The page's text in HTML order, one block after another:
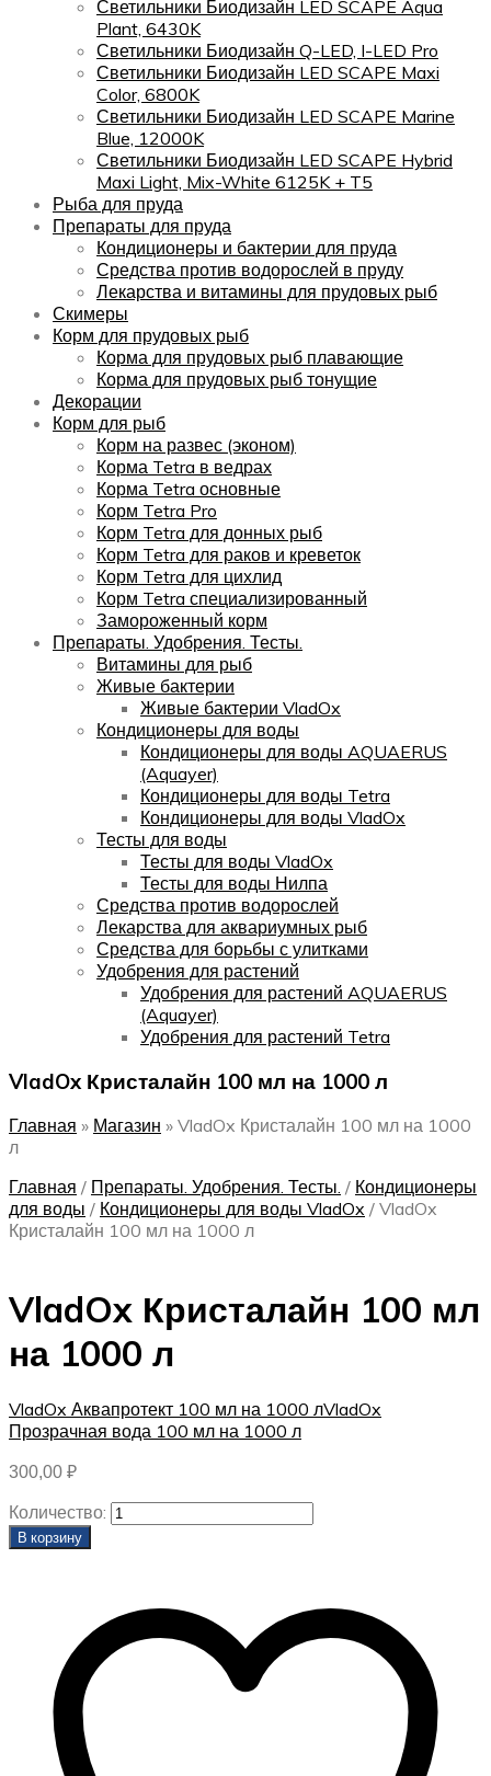
Светильники Биодизайн LED SCAPE Aqua
Plant, 6430K
Светильники Биодизайн Q-LED, I-LED Pro
Светильники Биодизайн LED SCAPE Maxi
Color, 6800K
Светильники Биодизайн LED SCAPE Marine
Blue, 12000K
Светильники Биодизайн LED SCAPE Hybrid
Maxi Light, Mix-White 6125K + T5
Рыба для пруда
Препараты для пруда
Кондиционеры и бактерии для пруда
Средства против водорослей в пруду
Лекарства и витамины для прудовых рыб
Скимеры
Корм для прудовых рыб
Корма для прудовых рыб плавающие
Корма для прудовых рыб тонущие
Декорации
Корм для рыб
Корм на развес (эконом)
Корма Tetra в ведрах
Корма Tetra основные
Корм Tetra Pro
Корм Tetra для донных рыб
Корм Tetra для раков и креветок
Корм Tetra для цихлид
Корм Tetra специализированный
Замороженный корм
Препараты. Удобрения. Тесты.
Витамины для рыб
Живые бактерии
Живые бактерии VladOx
Кондиционеры для воды
Кондиционеры для воды AQUAERUS
(Aquayer)
Кондиционеры для воды Tetra
Кондиционеры для воды VladOx
Тесты для воды
Тесты для воды VladOx
Тесты для воды Нилпа
Средства против водорослей
Лекарства для аквариумных рыб
Средства для борьбы с улитками
Удобрения для растений
Удобрения для растений AQUAERUS
(Aquayer)
Удобрения для растений Tetra
VladOx Кристалайн 100 мл на 1000 л
Главная » Магазин » VladOx Кристалайн 100 мл на 1000
л
Главная / Препараты. Удобрения. Тесты. / Кондиционеры
для воды / Кондиционеры для воды VladOx / VladOx
Кристалайн 100 мл на 1000 л
VladOx Кристалайн 100 мл
на 1000 л
VladOx Аквапротект 100 мл на 1000 лVladOx
Прозрачная вода 100 мл на 1000 л
300,00 ₽
Количество:
В корзину